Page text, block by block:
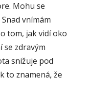
se spontánně
po proběhlé
nezjistí.
Mohu se
vnímám
tom, jak vidí oko
se zdravým
snižuje pod
to znamená, že